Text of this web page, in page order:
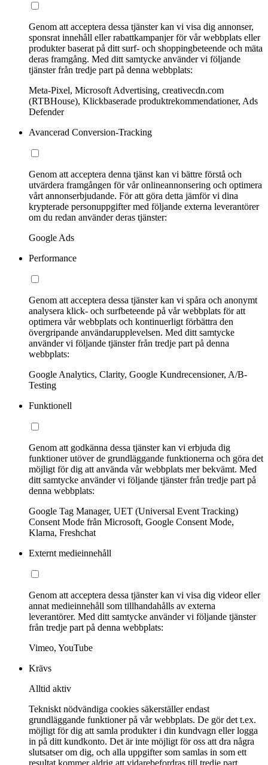
Genom att acceptera dessa tjänster kan vi visa dig annonser,
sponsrat innehåll eller rabattkampanjer för vår webbplats eller
produkter baserat på ditt surf- och shoppingbeteende och mäta
deras framgång. Med ditt samtycke använder vi följande
tjänster från tredje part på denna webbplats:
Meta-Pixel, Microsoft Advertising, creativecdn.com
(RTBHouse), Klickbaserade produktrekommendationer, Ads
Defender
Avancerad Conversion-Tracking
Genom att acceptera denna tjänst kan vi bättre förstå och
utvärdera framgången för vår onlineannonsering och optimera
vårt annonserbjudande. För att göra detta jämför vi dina
krypterade personuppgifter med följande externa leverantörer
om du redan använder deras tjänster:
Google Ads
Performance
Genom att acceptera dessa tjänster kan vi spåra och anonymt
analysera klick- och surfbeteende på vår webbplats för att
optimera vår webbplats och kontinuerligt förbättra den
övergripande användarupplevelsen. Med ditt samtycke
använder vi följande tjänster från tredje part på denna
webbplats:
Google Analytics, Clarity, Google Kundrecensioner, A/B-
Testing
Funktionell
Genom att godkänna dessa tjänster kan vi erbjuda dig
funktioner utöver de grundläggande funktionerna och göra det
möjligt för dig att använda vår webbplats mer bekvämt. Med
ditt samtycke använder vi följande tjänster från tredje part på
denna webbplats:
Google Tag Manager, UET (Universal Event Tracking)
Consent Mode från Microsoft, Google Consent Mode,
Klarna, Freshchat
Externt medieinnehåll
Genom att acceptera dessa tjänster kan vi visa dig videor eller
annat medieinnehåll som tillhandahålls av externa
leverantörer. Med ditt samtycke använder vi följande tjänster
från tredje part på denna webbplats:
Vimeo, YouTube
Krävs
Alltid aktiv
Tekniskt nödvändiga cookies säkerställer endast
grundläggande funktioner på vår webbplats. De gör det t.ex.
möjligt för dig att samla produkter i din kundvagn eller logga
in på ditt kundkonto. Det är inte möjligt för oss att dra några
slutsatser om dig, och alla uppgifter som samlas in som ett